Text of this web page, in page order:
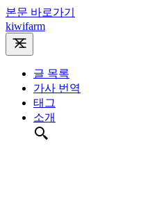
본문 바로가기
kiwifarm
글 목록
가사 번역
태그
소개